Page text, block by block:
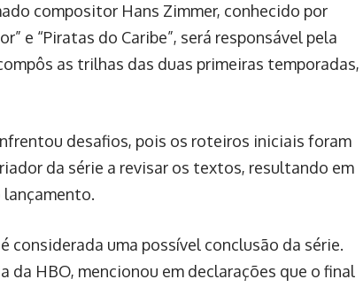
compositor Hans Zimmer, conhecido por
e “Piratas do Caribe”, será responsável pela
as trilhas das duas primeiras temporadas,
desafios, pois os roteiros iniciais foram
da série a revisar os textos, resultando em
lançamento.
considerada uma possível conclusão da série.
da HBO, mencionou em declarações que o final